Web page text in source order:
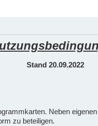
Stand 20.09.2022
Neben
zu beteiligen.